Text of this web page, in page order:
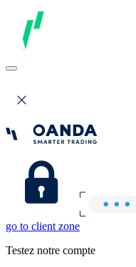
go to client zone
Testez notre compte